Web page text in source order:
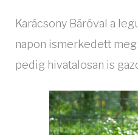
Karácsony Báróval a
napon ismerkedett
pedig hivatalosan is